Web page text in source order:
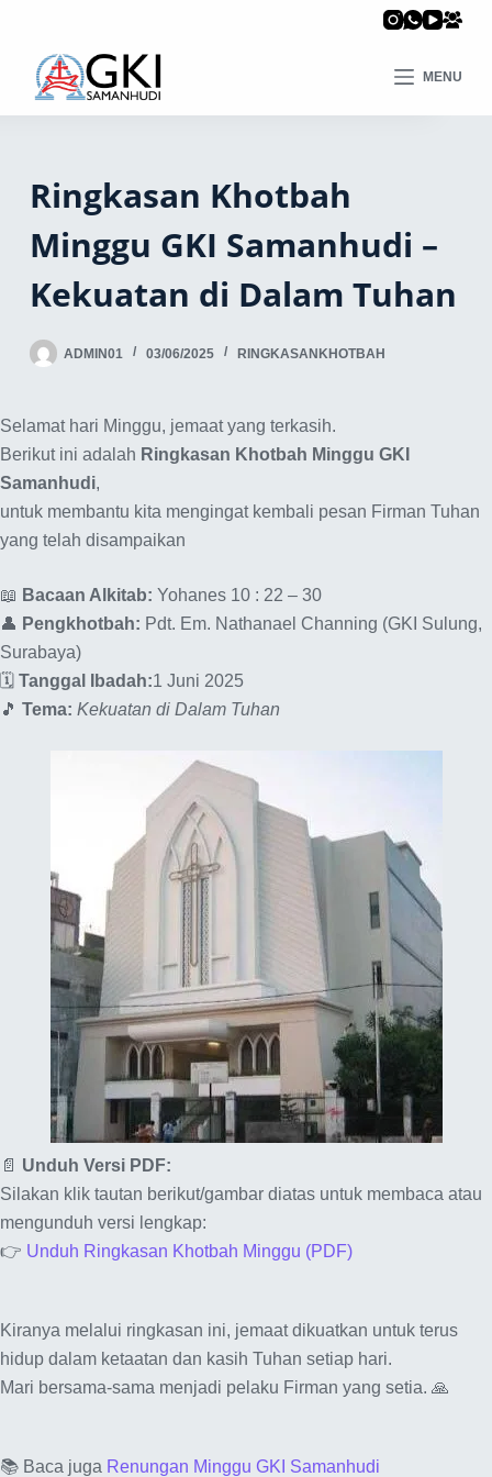
MENU
Ringkasan Khotbah
Minggu GKI Samanhudi –
Kekuatan di Dalam Tuhan
ADMIN01 03/06/2025 RINGKASANKHOTBAH
Selamat hari Minggu, jemaat yang terkasih.
Berikut ini adalah Ringkasan Khotbah Minggu GKI
Samanhudi,
untuk membantu kita mengingat kembali pesan Firman Tuhan
yang telah disampaikan
📖 Bacaan Alkitab: Yohanes 10 : 22 – 30
👤 Pengkhotbah: Pdt. Em. Nathanael Channing (GKI Sulung,
Surabaya)
🗓️ Tanggal Ibadah:1 Juni 2025
🎵 Tema: Kekuatan di Dalam Tuhan
📄 Unduh Versi PDF:
Silakan klik tautan berikut/gambar diatas untuk membaca atau
mengunduh versi lengkap:
👉 Unduh Ringkasan Khotbah Minggu (PDF)
Kiranya melalui ringkasan ini, jemaat dikuatkan untuk terus
hidup dalam ketaatan dan kasih Tuhan setiap hari.
Mari bersama-sama menjadi pelaku Firman yang setia. 🙏
📚 Baca juga Renungan Minggu GKI Samanhudi